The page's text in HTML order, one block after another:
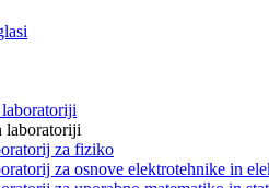
laboratoriji
za fiziko
za osnove elektrotehnike in